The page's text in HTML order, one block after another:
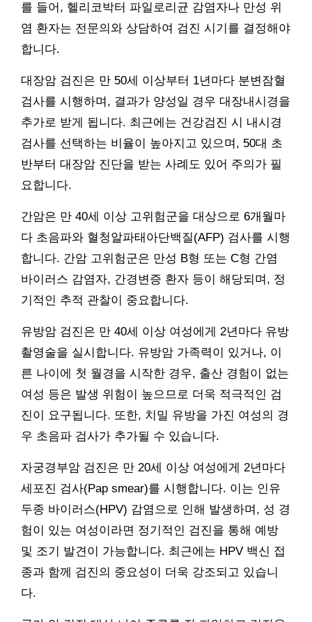
를 들어, 헬리코박터 파일로리균 감염자나 만성 위
염 환자는 전문의와 상담하여 검진 시기를 결정해야
합니다.
대장암 검진은 만 50세 이상부터 1년마다 분변잠혈
검사를 시행하며, 결과가 양성일 경우 대장내시경을
추가로 받게 됩니다. 최근에는 건강검진 시 내시경
검사를 선택하는 비율이 높아지고 있으며, 50대 초
반부터 대장암 진단을 받는 사례도 있어 주의가 필
요합니다.
간암은 만 40세 이상 고위험군을 대상으로 6개월마
다 초음파와 혈청알파태아단백질(AFP) 검사를 시행
합니다. 간암 고위험군은 만성 B형 또는 C형 간염
바이러스 감염자, 간경변증 환자 등이 해당되며, 정
기적인 추적 관찰이 중요합니다.
유방암 검진은 만 40세 이상 여성에게 2년마다 유방
촬영술을 실시합니다. 유방암 가족력이 있거나, 이
른 나이에 첫 월경을 시작한 경우, 출산 경험이 없는
여성 등은 발생 위험이 높으므로 더욱 적극적인 검
진이 요구됩니다. 또한, 치밀 유방을 가진 여성의 경
우 초음파 검사가 추가될 수 있습니다.
자궁경부암 검진은 만 20세 이상 여성에게 2년마다
세포진 검사(Pap smear)를 시행합니다. 이는 인유
두종 바이러스(HPV) 감염으로 인해 발생하며, 성 경
험이 있는 여성이라면 정기적인 검진을 통해 예방
및 조기 발견이 가능합니다. 최근에는 HPV 백신 접
종과 함께 검진의 중요성이 더욱 강조되고 있습니
다.